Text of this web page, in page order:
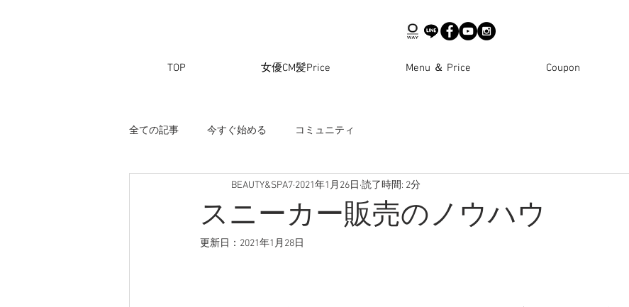
TOP 女優CM髪Price Menu ＆ Price Coupon
全ての記事 今すぐ始める コミュニティ
スニーカー販売のノウハウ
BEAUTY&SPA7 2021年1月26日 読了時間: 2分
更新日： 2021年1月28日